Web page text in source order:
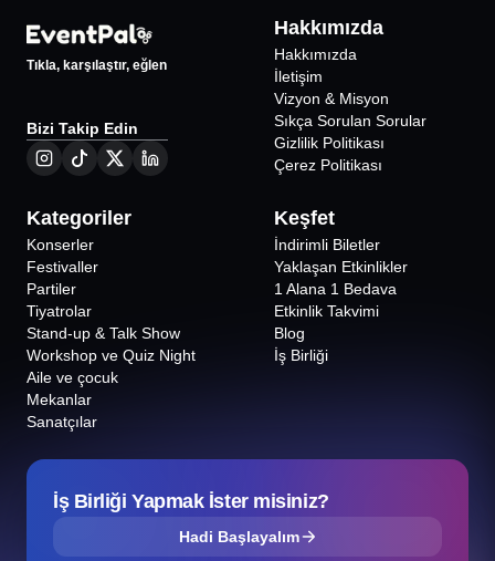
Tıkla, karşılaştır, eğlen
Bizi Takip Edin
Hakkımızda
Hakkımızda
İletişim
Vizyon & Misyon
Sıkça Sorulan Sorular
Gizlilik Politikası
Çerez Politikası
Kategoriler
Konserler
Festivaller
Partiler
Tiyatrolar
Stand-up & Talk Show
Workshop ve Quiz Night
Aile ve çocuk
Mekanlar
Sanatçılar
Keşfet
İndirimli Biletler
Yaklaşan Etkinlikler
1 Alana 1 Bedava
Etkinlik Takvimi
Blog
İş Birliği
İş Birliği Yapmak İster misiniz?
Hadi Başlayalım